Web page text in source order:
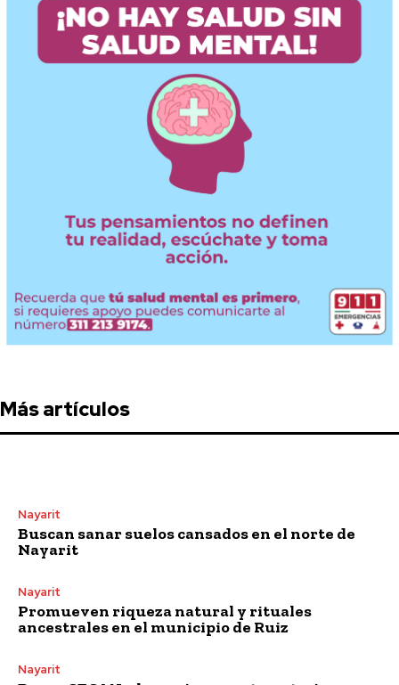
Más artículos
Nayarit
Buscan sanar suelos cansados en el norte de
Nayarit
Nayarit
Promueven riqueza natural y rituales
ancestrales en el municipio de Ruiz
Nayarit